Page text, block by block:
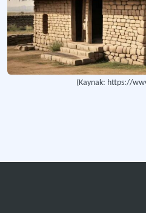
Meram Kentsel Tasarım Rehberi
İlçenin sürdürülebilir gelişimi için
Meram Kentsel Tasarım Rehberi
(Kaynak: https://